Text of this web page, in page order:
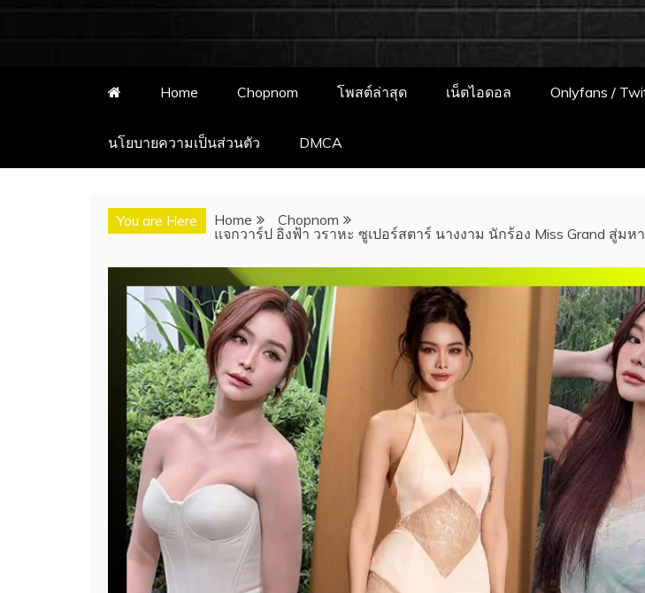
ชอบนมดอทคอม แจกวาร์ป
ชอบนมดอทคอม เว็บไซต์แจกวาร์ป สาวติดกระแส เน็ตไอด
อัพเดทผลงานใหม่ๆน่าติดตาม
Home Chopnom โพสต์ล่าสุด เน็ตไอดอล Onlyfans /
นโยบายความเป็นส่วนตัว DMCA
You are Here Home
Chopnom
แจกวาร์ป อิงฟ้า วราหะ ซูเปอร์สตาร์ นางงาม นักร้อง Miss Grand สู่มห